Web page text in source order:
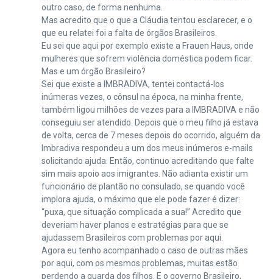
outro caso, de forma nenhuma.
Mas acredito que o que a Cláudia tentou esclarecer, e o
que eu relatei foi a falta de órgãos Brasileiros.
Eu sei que aqui por exemplo existe a Frauen Haus, onde
mulheres que sofrem violência doméstica podem ficar.
Mas e um órgão Brasileiro?
Sei que existe a IMBRADIVA, tentei contactá-los
inúmeras vezes, o cônsul na época, na minha frente,
também ligou milhões de vezes para a IMBRADIVA e não
conseguiu ser atendido. Depois que o meu filho já estava
de volta, cerca de 7 meses depois do ocorrido, alguém da
Imbradiva respondeu a um dos meus inúmeros e-mails
solicitando ajuda. Então, continuo acreditando que falte
sim mais apoio aos imigrantes. Não adianta existir um
funcionário de plantão no consulado, se quando você
implora ajuda, o máximo que ele pode fazer é dizer:
“puxa, que situação complicada a sua!” Acredito que
deveriam haver planos e estratégias para que se
ajudassem Brasileiros com problemas por aqui.
Agora eu tenho acompanhado o caso de outras mães
por aqui, com os mesmos problemas, muitas estão
perdendo a guarda dos filhos. E o governo Brasileiro,